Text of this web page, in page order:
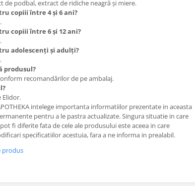
de podbal, extract de ridiche neagră și miere.
copiii între 4 și 6 ani?
copiii între 6 și 12 ani?
adolescenți și adulți?
produsul?
recomandărilor de pe ambalaj.
Elidor.
intelege importanta informatiilor prezentate in aceasta
pentru a le pastra actualizate. Singura situatie in care
fi diferite fata de cele ale produsului este aceea in care
specificatiilor acestuia, fara a ne informa in prealabil.
produs